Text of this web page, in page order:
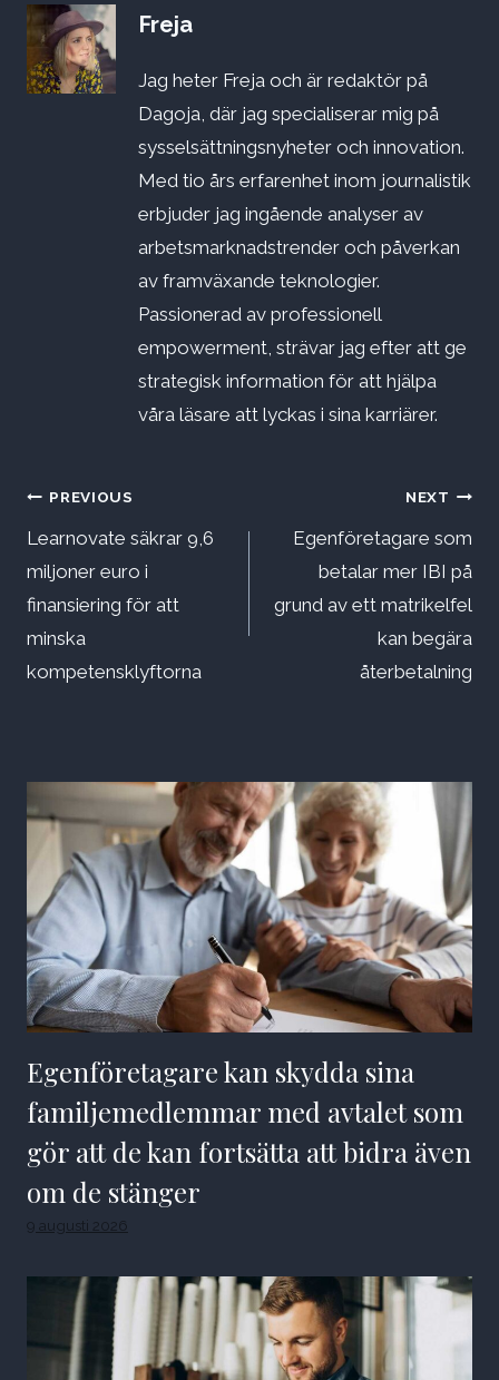
Freja
Jag heter Freja och är redaktör på
Dagoja, där jag specialiserar mig på
sysselsättningsnyheter och innovation.
Med tio års erfarenhet inom journalistik
erbjuder jag ingående analyser av
arbetsmarknadstrender och påverkan
av framväxande teknologier.
Passionerad av professionell
empowerment, strävar jag efter att ge
strategisk information för att hjälpa
våra läsare att lyckas i sina karriärer.
Inläggsnavigering
PREVIOUS
Learnovate säkrar 9,6
miljoner euro i
finansiering för att
minska
kompetensklyftorna
NEXT
Egenföretagare som
betalar mer IBI på
grund av ett matrikelfel
kan begära
återbetalning
Egenföretagare kan skydda sina
familjemedlemmar med avtalet som
gör att de kan fortsätta att bidra även
om de stänger
9 augusti 2026